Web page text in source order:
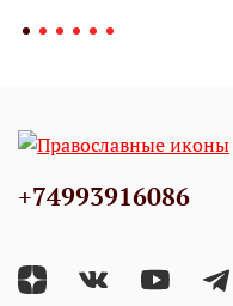
+74993916086